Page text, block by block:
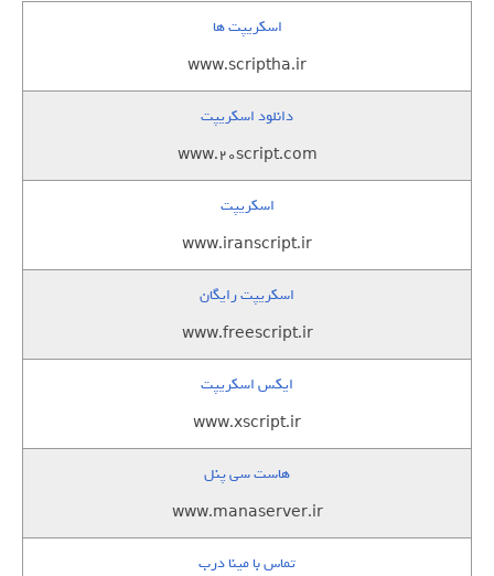
اسکریپت ها
www.scriptha.ir
دانلود اسکریپت
www.20script.com
اسکریپت
www.iranscript.ir
اسکریپت رایگان
www.freescript.ir
ایکس اسکریپت
www.xscript.ir
هاست سی پنل
www.manaserver.ir
تماس با مینا درب